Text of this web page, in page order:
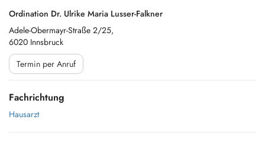
Ordination Dr. Ulrike Maria Lusser-Falkner
Adele-Obermayr-Straße 2/25,
6020 Innsbruck
Termin per Anruf
Fachrichtung
Hausarzt